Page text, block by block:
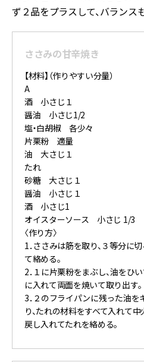
ず２品をプラスして、バランス
ささみの甘辛焼き
【材料】（作りやすい分量）
A
酒 小さじ１
醤油 小さじ1/2
塩・白胡椒 各少々
片栗粉 適量
油 大さじ１
たれ
砂糖 大さじ１
醤油 小さじ１
酒 小さじ1
オイスターソース 小さじ 1/3
〈作り方〉
1．ささみは筋を取り、３等分に
て絡める。
2．１に片栗粉をまぶし、油をひ
に入れて両面を焼いて取り出す。
3．２のフライパンに残った油
り、たれの材料をすべて入れて
戻し入れてたれを絡める。